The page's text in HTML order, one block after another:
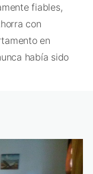
fiables,
con
en
había sido